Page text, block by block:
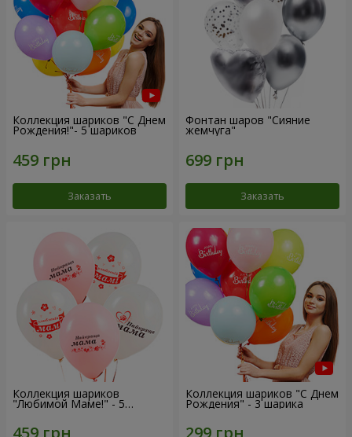
Коллекция шариков "С Днем
Рождения!"- 5 шариков
Заказать
Фонтан шаров "Сияние
жемчуга"
Заказать
Коллекция шариков
"Любимой Маме!" - 5
Коллекция шариков "С Днем
Рождения" - 3 шарика